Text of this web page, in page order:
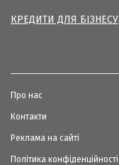
КРЕДИТИ ДЛЯ БІЗНЕСУ
Про нас
Контакти
Реклама на сайті
Політика конфіденційності